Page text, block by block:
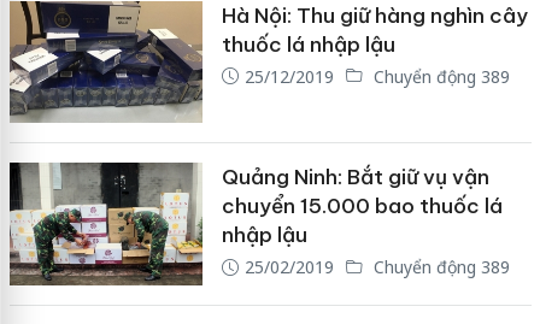
Hà Nội: Thu giữ hàng nghìn cây
thuốc lá nhập lậu
25/12/2019 Chuyển động 389
Quảng Ninh: Bắt giữ vụ vận
chuyển 15.000 bao thuốc lá
nhập lậu
25/02/2019 Chuyển động 389